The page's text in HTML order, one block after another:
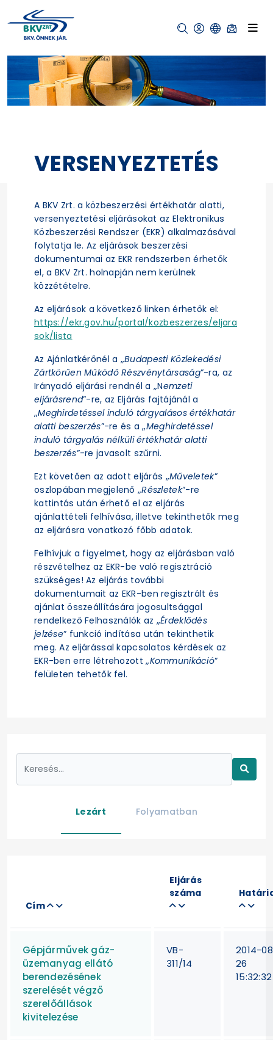
VERSENYEZTETÉS
A BKV Zrt. a közbeszerzési értékhatár alatti,
versenyeztetési eljárásokat az Elektronikus
Közbeszerzési Rendszer (EKR) alkalmazásával
folytatja le. Az eljárások beszerzési
dokumentumai az EKR rendszerben érhetők
el, a BKV Zrt. holnapján nem kerülnek
közzétételre.
Az eljárások a következő linken érhetők el:
https://ekr.gov.hu/portal/kozbeszerzes/eljara
sok/lista
Az Ajánlatkérőnél a „Budapesti Közlekedési
Zártkörűen Működő Részvénytársaság”-ra, az
Irányadó eljárási rendnél a „Nemzeti
eljárásrend”-re, az Eljárás fajtájánál a
„Meghirdetéssel induló tárgyalásos értékhatár
alatti beszerzés”-re és a „Meghirdetéssel
induló tárgyalás nélküli értékhatár alatti
beszerzés”-re javasolt szűrni.
Ezt követően az adott eljárás „Műveletek”
oszlopában megjelenő „Részletek”-re
kattintás után érhető el az eljárás
ajánlattételi felhívása, illetve tekinthetők meg
az eljárásra vonatkozó főbb adatok.
Felhívjuk a figyelmet, hogy az eljárásban való
részvételhez az EKR-be való regisztráció
szükséges! Az eljárás további
dokumentumait az EKR-ben regisztrált és
ajánlat összeállítására jogosultsággal
rendelkező Felhasználók az „Érdeklődés
jelzése” funkció indítása után tekinthetik
meg. Az eljárással kapcsolatos kérdések az
EKR-ben erre létrehozott „Kommunikáció”
felületen tehetők fel.
Lezárt Folyamatban
Cím
Eljárás
száma
Gépjárművek gáz-
üzemanyag ellátó
berendezésének
szerelését végző
szerelőállások
kivitelezése
VB-
311/14
2014-
26
15:32:32